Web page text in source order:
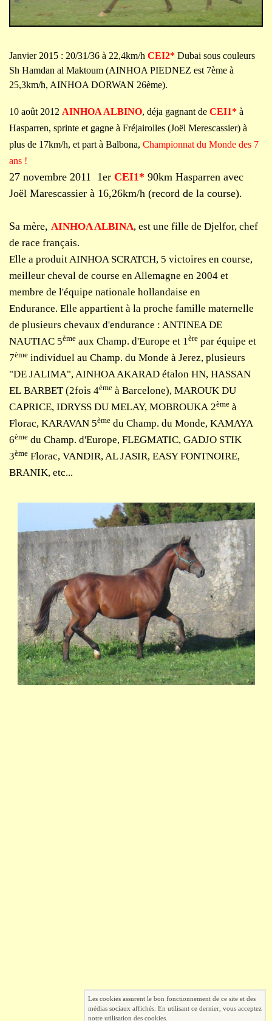
Janvier 2015 : 20/31/36 à 22,4km/h CEI2* Dubai sous couleurs
Sh Hamdan al Maktoum (AINHOA PIEDNEZ est 7ème à
25,3km/h, AINHOA DORWAN 26ème).
10 août 2012 AINHOA ALBINO, déja gagnant de CEI1* à
Hasparren, sprinte et gagne à Fréjairolles (Joël Merescassier) à
plus de 17km/h, et part à Balbona, Championnat du Monde des 7
ans !
27 novembre 2011 1er CEI1* 90km Hasparren avec
Joël Marescassier à 16,26km/h (record de la course).
Sa mère, AINHOA ALBINA, est une fille de Djelfor, chef
de race français.
Elle a produit AINHOA SCRATCH, 5 victoires en course,
meilleur cheval de course en Allemagne en 2004 et
membre de l'équipe nationale hollandaise en
Endurance. Elle appartient à la proche famille maternelle
de plusieurs chevaux d'endurance : ANTINEA DE
NAUTIAC 5ème aux Champ. d'Europe et 1ère par équipe et
7ème individuel au Champ. du Monde à Jerez, plusieurs
"DE JALIMA", AINHOA AKARAD étalon HN, HASSAN
EL BARBET (2fois 4ème à Barcelone), MAROUK DU
CAPRICE, IDRYSS DU MELAY, MOBROUKA 2ème à
Florac, KARAVAN 5ème du Champ. du Monde, KAMAYA
6ème du Champ. d'Europe, FLEGMATIC, GADJO STIK
3ème Florac, VANDIR, AL JASIR, EASY FONTNOIRE,
BRANIK, etc...
Les cookies assurent le bon fonctionnement de ce site et des
médias sociaux affichés. En utilisant ce dernier, vous acceptez
notre utilisation des cookies.